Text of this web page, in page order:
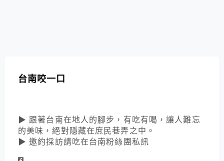
台南咬一口
▶ 跟著台南在地人的腳步，有吃有喝，讓人難忘
的美味，絕對隱藏在庶民巷弄之中。
▶ 邀約採訪請吃在台南粉絲團私訊